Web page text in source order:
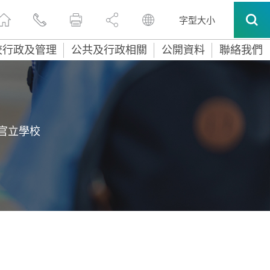
字型大小
政及管理 公共及行政相關 公開資料 聯絡我們
立學校